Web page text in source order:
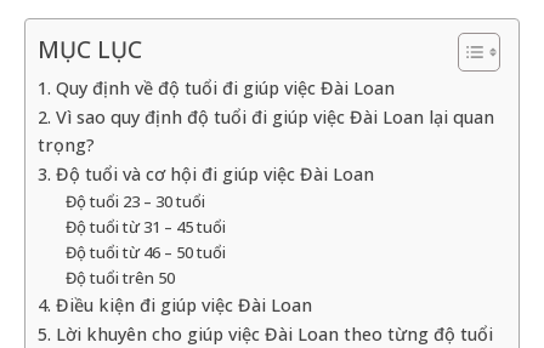
MỤC LỤC
1. Quy định về độ tuổi đi giúp việc Đài Loan
2. Vì sao quy định độ tuổi đi giúp việc Đài Loan lại quan
trọng?
3. Độ tuổi và cơ hội đi giúp việc Đài Loan
Độ tuổi 23 – 30 tuổi
Độ tuổi từ 31 – 45 tuổi
Độ tuổi từ 46 – 50 tuổi
Độ tuổi trên 50
4. Điều kiện đi giúp việc Đài Loan
5. Lời khuyên cho giúp việc Đài Loan theo từng độ tuổi